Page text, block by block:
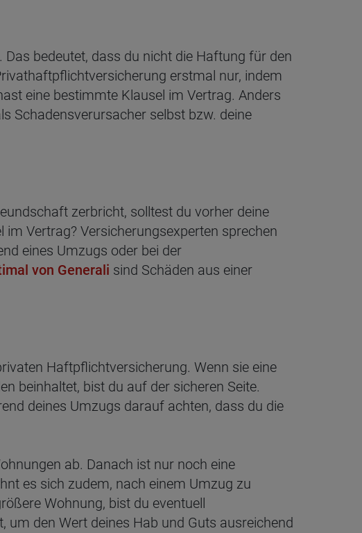
bedeutet, dass du nicht die Haftung für den
erstmal nur, indem
eine bestimmte Klausel im Vertrag. Anders
Schadensverursacher selbst bzw. deine
zerbricht, solltest du vorher deine
Vertrag? Versicherungsexperten sprechen
eines Umzugs oder bei der
von Generali sind Schäden aus einer
Haftpflichtversicherung. Wenn sie eine
beinhaltet, bist du auf der sicheren Seite.
deines Umzugs darauf achten, dass du die
ab. Danach ist nur noch eine
es sich zudem, nach einem Umzug zu
Wohnung, bist du eventuell
den Wert deines Hab und Guts ausreichend